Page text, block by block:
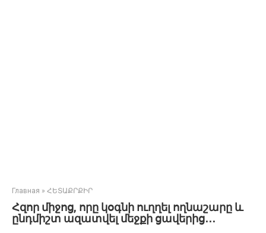
Главная » ՀԵՏԱՔՐՔԻՐ
Հզոր միջոց, որը կօգնի ուղղել ողնաշարը և
ընդմիշտ ազատվել մեջքի ցավերից․․․